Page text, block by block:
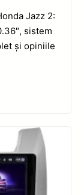
Jazz 2:
sistem
și opiniile